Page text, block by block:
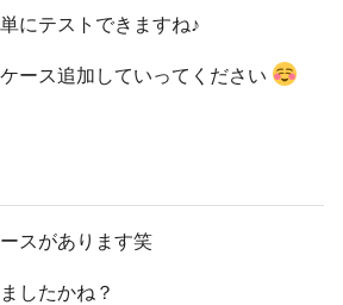
にテストできますね♪
ース追加していってください
スがあります笑
したかね？